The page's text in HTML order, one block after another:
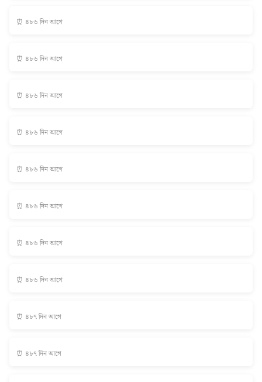
⏰ ৪৮৬ দিন আগে
⏰ ৪৮৬ দিন আগে
⏰ ৪৮৬ দিন আগে
⏰ ৪৮৬ দিন আগে
⏰ ৪৮৬ দিন আগে
⏰ ৪৮৬ দিন আগে
⏰ ৪৮৬ দিন আগে
⏰ ৪৮৬ দিন আগে
⏰ ৪৮৭ দিন আগে
⏰ ৪৮৭ দিন আগে